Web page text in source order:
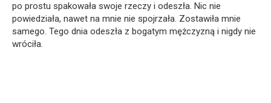
po prostu spakowała swoje rzeczy i odeszła. Nic nie
powiedziała, nawet na mnie nie spojrzała. Zostawiła mnie
samego. Tego dnia odeszła z bogatym mężczyzną i nigdy nie
wróciła.